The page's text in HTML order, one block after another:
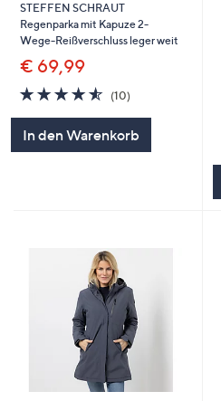
STEFFEN SCHRAUT
Regenparka mit Kapuze 2-
Wege-Reißverschluss leger weit
€ 69,99
4.5
von
(10)10
In den Warenkorb